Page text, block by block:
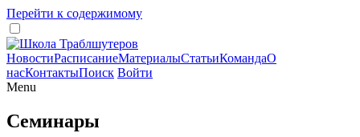
Перейти к содержимому
НовостиРасписаниеМатериалыСтатьиКомандаО
насКонтактыПоиск Войти
Menu
Семинары